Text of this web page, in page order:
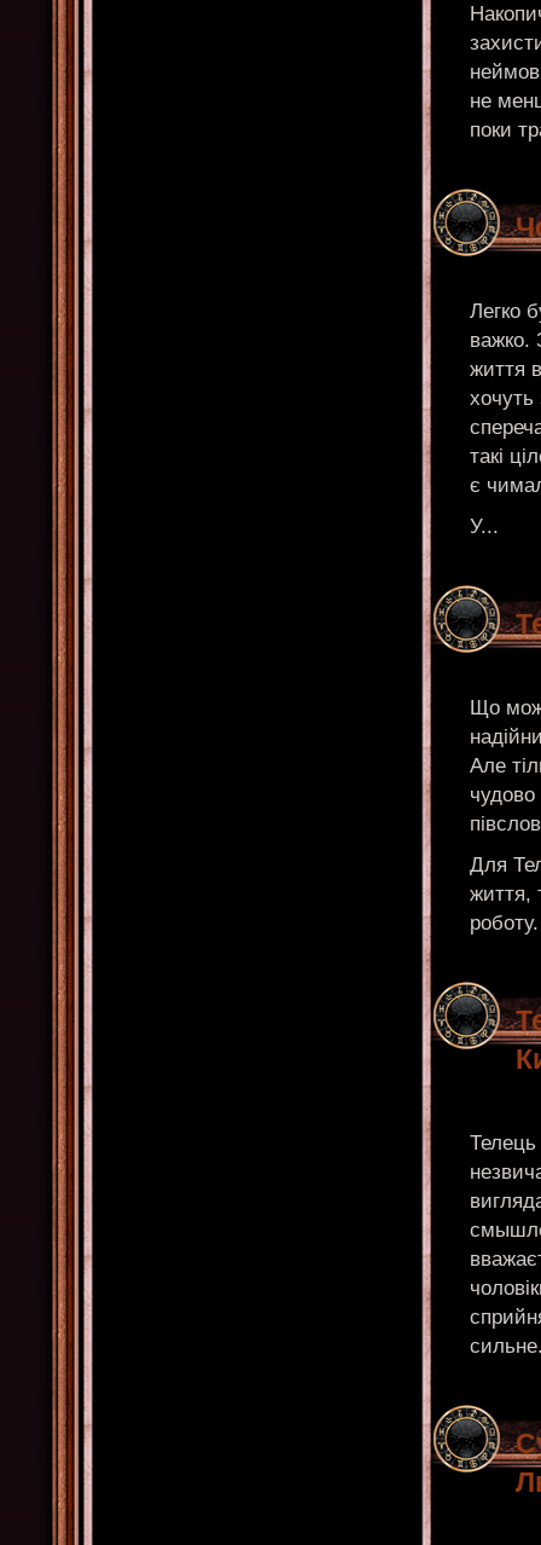
не
поки
Легко
важко.
життя
хочуть
такі
є
У...
Що
Але
Для
життя,
Телець